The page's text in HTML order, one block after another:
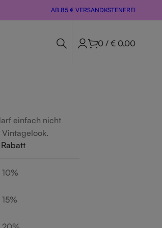
AB 85 € VERSANDKSTENFREI
0 / € 0,00
einfach nicht
Rabatt
10%
15%